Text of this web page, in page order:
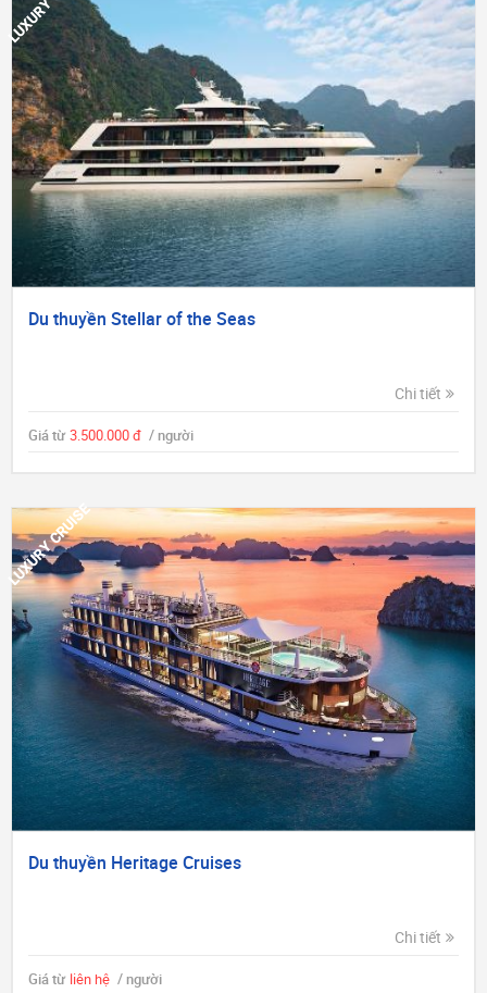
Du thuyền Stellar of the Seas
Chi tiết
Giá từ 3.500.000 đ / người
LUXURY CRUISE
Du thuyền Heritage Cruises
Chi tiết
Giá từ liên hệ / người